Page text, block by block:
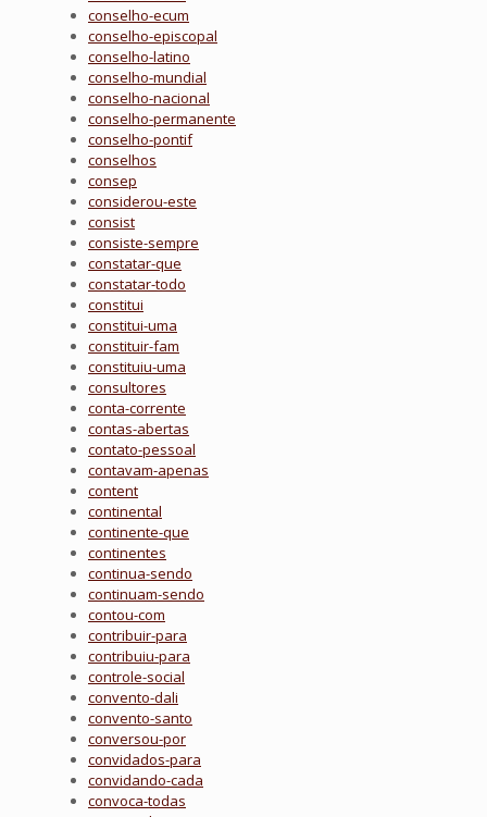
conselho-ecum
conselho-episcopal
conselho-latino
conselho-mundial
conselho-nacional
conselho-permanente
conselho-pontif
conselhos
consep
considerou-este
consist
consiste-sempre
constatar-que
constatar-todo
constitui
constitui-uma
constituir-fam
constituiu-uma
consultores
conta-corrente
contas-abertas
contato-pessoal
contavam-apenas
content
continental
continente-que
continentes
continua-sendo
continuam-sendo
contou-com
contribuir-para
contribuiu-para
controle-social
convento-dali
convento-santo
conversou-por
convidados-para
convidando-cada
convoca-todas